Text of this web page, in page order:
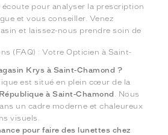
pour analyser la prescription
et vous conseiller. Venez
et laissez-nous prendre soin de
(FAQ) : Votre Opticien à Saint-
Krys à Saint-Chamond ?
est situé en plein cœur de la
à Saint-Chamond . Nous
un cadre moderne et chaleureux
visuels.
pour faire des lunettes chez